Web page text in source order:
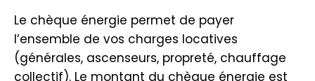
Le chèque énergie permet de payer
l’ensemble de vos charges locatives
(générales, ascenseurs, propreté, chauffage
collectif). Le montant du chèque énergie est